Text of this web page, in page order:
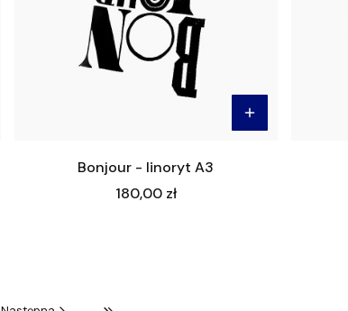
Bonjour - linoryt A3
Cena
180,00 zł